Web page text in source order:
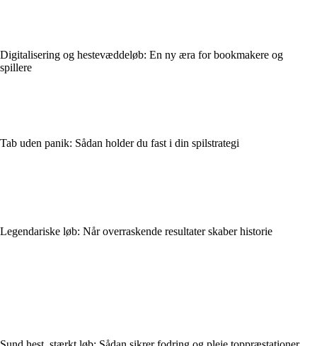
Digitalisering og hestevæddeløb: En ny æra for bookmakere og
spillere
Tab uden panik: Sådan holder du fast i din spilstrategi
Legendariske løb: Når overraskende resultater skaber historie